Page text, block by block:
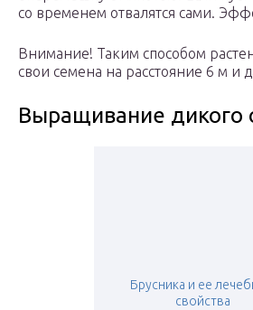
со временем отвалятся сами.
Внимание! Таким способом
свои семена на расстояние 6 м и
Выращивание дикого
Брусника и ее
свойства